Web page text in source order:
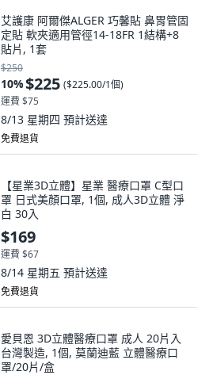
艾護康 阿爾傑ALGER 巧馨貼 鼻胃管固
定貼 軟夾適用管徑14-18FR 1結構+8
貼片, 1套
$250
10%$225 ($225.00/1個)
運費 $75
8/13 星期四 預計送達
免費退貨
【星業3D立體】星業 醫療口罩 C型口
罩 日式美顏口罩, 1個, 成人3D立體 淨
白 30入
$169
運費 $67
8/14 星期五 預計送達
免費退貨
愛貝恩 3D立體醫療口罩 成人 20片入
台灣製造, 1個, 莫蘭迪藍 立體醫療口
罩/20片/盒